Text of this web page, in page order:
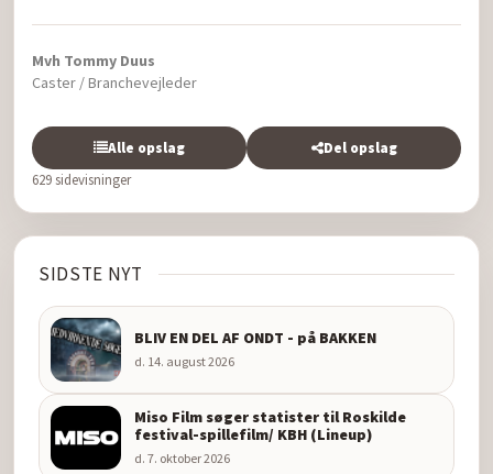
Mvh Tommy Duus
Caster / Branchevejleder
Alle opslag
Del opslag
629 sidevisninger
SIDSTE NYT
BLIV EN DEL AF ONDT - på BAKKEN
d. 14. august 2026
Miso Film søger statister til Roskilde
festival-spillefilm/ KBH (Lineup)
d. 7. oktober 2026